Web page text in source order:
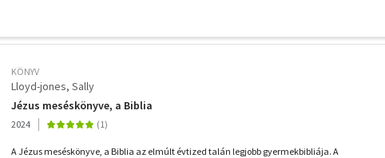
KÖNYV
Lloyd-jones, Sally
Jézus meséskönyve, a Biblia
2024
A Jézus meséskönyve, a Biblia az elmúlt évtized talán legjobb gyermekbibliája. A